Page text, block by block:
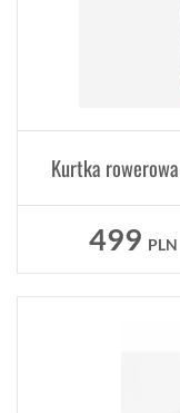
Kurtka
499 PLN